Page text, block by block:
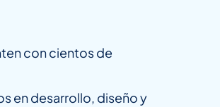
con cientos de
en desarrollo, diseño y